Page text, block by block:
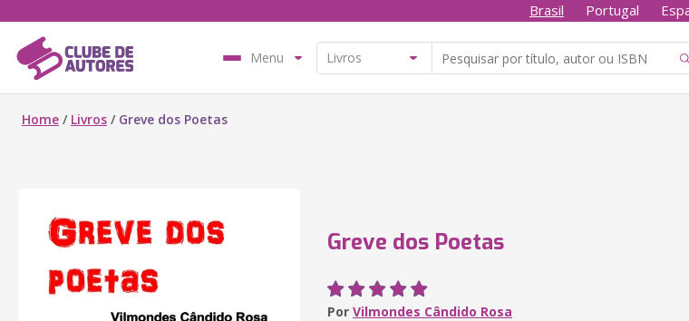
Brasil Portugal
Menu
Home / Livros / Greve dos Poetas
Greve dos Poetas
Por Vilmondes Cândido Rosa